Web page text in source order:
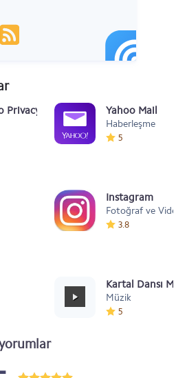
Privacy Browser Yahoo Mail
Haberleşme
5
Instagram
Fotoğraf ve Video
3.8
Kartal Dansı
Müzik
5